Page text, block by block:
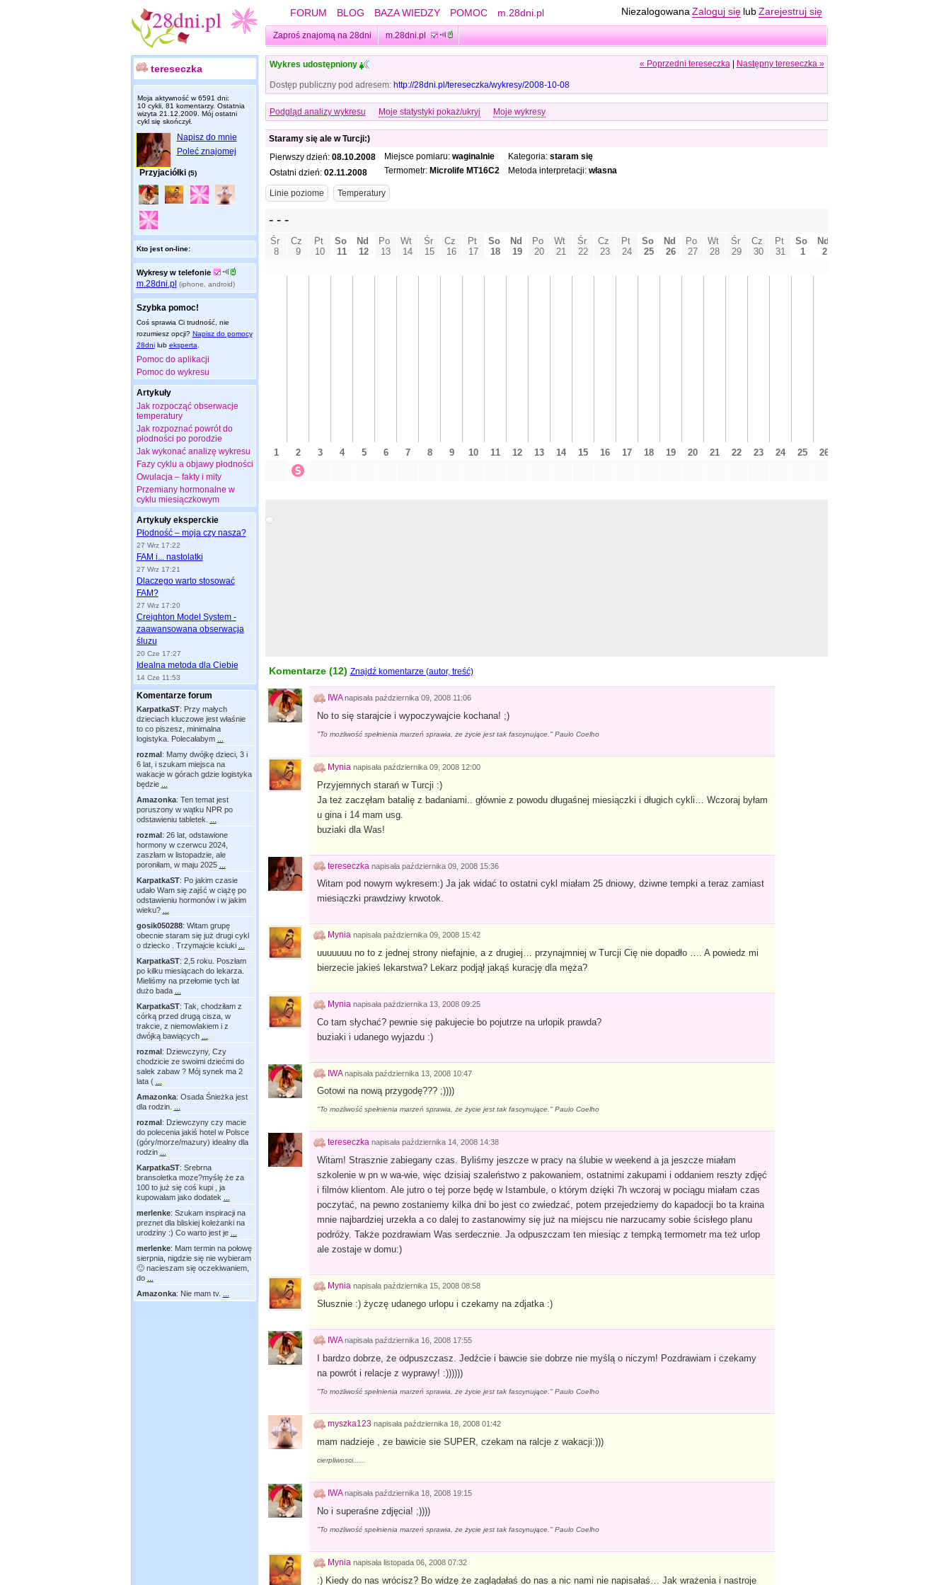
FORUM BLOG BAZA WIEDZY POMOC m.28dni.pl Niezalogowana Zaloguj się lub Zarejestruj się
Zaproś znajomą na 28dni m.28dni.pl
tereseczka
Moja aktywność w 6591 dni:
10 cykli, 81 komentarzy. Ostatnia
wizyta 21.12.2009 . Mój ostatni
cykl się skończył.
Napisz do mnie
Poleć znajomej
Przyjaciółki (5)
Kto jest on-line:
Wykresy w telefonie
m.28dni.pl (iphone, android)
Szybka pomoc!
Coś sprawia Ci trudność, nie
rozumiesz opcji? Napisz do pomocy
28dnilub eksperta
Pomoc do aplikacji
Pomoc do wykresu
Artykuły
Jak rozpocząć obserwacje
temperatury
Jak rozpoznać powrót do
płodności po porodzie
Jak wykonać analizę wykresu
Fazy cyklu a objawy płodności
Owulacja – fakty i mity
Przemiany hormonalne w
cyklu miesiączkowym
Artykuły eksperckie
Płodność – moja czy nasza?
27 Wrz 17:22
FAM i... nastolatki
27 Wrz 17:21
Dlaczego warto stosować
FAM?
27 Wrz 17:20
Creighton Model System -
zaawansowana obserwacja
śluzu
20 Cze 17:27
Idealna metoda dla Ciebie
14 Cze 11:53
Komentarze forum
KarpatkaST: Przy małych
dzieciach kluczowe jest właśnie
to co piszesz, minimalna
logistyka. Polecałabym
rozmal: Mamy dwójkę dzieci, 3 i
6 lat, i szukam miejsca na
wakacje w górach gdzie logistyka
będzie
Amazonka: Ten temat jest
poruszony w wątku NPR po
odstawieniu tabletek.
rozmal: 26 lat, odstawione
hormony w czerwcu 2024,
zaszłam w listopadzie, ale
poroniłam, w maju 2025
KarpatkaST: Po jakim czasie
udało Wam się zajść w ciążę po
odstawieniu hormonów i w jakim
wieku?
gosik050288: Witam grupę
obecnie staram się już drugi cykl
o dziecko . Trzymajcie kciuki
KarpatkaST: 2,5 roku. Poszłam
po kilku miesiącach do lekarza.
Mieliśmy na przełomie tych lat
dużo bada
KarpatkaST: Tak, chodziłam z
córką przed drugą cisza, w
trakcie, z niemowlakiem i z
dwójką bawiących
rozmal: Dziewczyny, Czy
chodzicie ze swoimi dziećmi do
salek zabaw ? Mój synek ma 2
lata (
Amazonka: Osada Śnieżka jest
dla rodzin.
rozmal: Dziewczyny czy macie
do polecenia jakiś hotel w Polsce
(góry/morze/mazury) idealny dla
rodzin
KarpatkaST: Srebrna
bransoletka moze?myślę że za
100 to już się coś kupi , ja
kupowałam jako dodatek
merlenke: Szukam inspiracji na
preznet dla bliskiej koleżanki na
urodziny :) Co warto jest je
merlenke: Mam termin na połowę
sierpnia, nigdzie się nie wybieram
🙂 nacieszam się oczekiwaniem,
do
Amazonka: Nie mam tv.
« Poprzedni tereseczka| Następny tereseczka »
Wykres udostępniony
Dostęp publiczny pod adresem: http://28dni.pl/tereseczka/wykresy/2008-10-08
Podgląd analizy wykresu Moje statystyki pokaż/ukryj Moje wykresy
Staramy się ale w Turcji:)
Pierwszy dzień: 08.10.2008
Ostatni dzień: 02.11.2008
Miejsce pomiaru: waginalnie
Termometr: Microlife MT16C2
Kategoria: staram się
Metoda interpretacji: własna
Komentarze (12) Znajdź komentarze (autor, treść)
IWA napisała października 09, 2008 11:06
No to się starajcie i wypoczywajcie kochana! ;)
"To możliwość spełnienia marzeń sprawia, że życie jest tak fascynujące." Paulo Coelho
Mynia napisała października 09, 2008 12:00
Przyjemnych starań w Turcji :)
Ja też zaczęłam batalię z badaniami.. głównie z powodu długaśnej miesiączki i długich cykli… Wczoraj byłam
u gina i 14 mam usg.
buziaki dla Was!
tereseczka napisała października 09, 2008 15:36
Witam pod nowym wykresem:) Ja jak widać to ostatni cykl miałam 25 dniowy, dziwne tempki a teraz zamiast
miesiączki prawdziwy krwotok.
Mynia napisała października 09, 2008 15:42
uuuuuuu no to z jednej strony niefajnie, a z drugiej… przynajmniej w Turcji Cię nie dopadło …. A powiedz mi
bierzecie jakieś lekarstwa? Lekarz podjął jakąś kurację dla męża?
Mynia napisała października 13, 2008 09:25
Co tam słychać? pewnie się pakujecie bo pojutrze na urlopik prawda?
buziaki i udanego wyjazdu :)
IWA napisała października 13, 2008 10:47
Gotowi na nową przygodę??? ;))))
"To możliwość spełnienia marzeń sprawia, że życie jest tak fascynujące." Paulo Coelho
tereseczka napisała października 14, 2008 14:38
Witam! Strasznie zabiegany czas. Byliśmy jeszcze w pracy na ślubie w weekend a ja jeszcze miałam
szkolenie w pn w wa-wie, więc dzisiaj szaleństwo z pakowaniem, ostatnimi zakupami i oddaniem reszty zdjęć
i filmów klientom. Ale jutro o tej porze będę w Istambule, o którym dzięki 7h wczoraj w pociągu miałam czas
poczytać, na pewno zostaniemy kilka dni bo jest co zwiedzać, potem przejedziemy do kapadocji bo ta kraina
mnie najbardziej urzekła a co dalej to zastanowimy się już na miejscu nie narzucamy sobie ścisłego planu
podróży. Także pozdrawiam Was serdecznie. Ja odpuszczam ten miesiąc z tempką termometr ma też urlop
ale zostaje w domu:)
Mynia napisała października 15, 2008 08:58
Słusznie :) życzę udanego urlopu i czekamy na zdjatka :)
IWA napisała października 16, 2008 17:55
I bardzo dobrze, że odpuszczasz. Jedźcie i bawcie sie dobrze nie myślą o niczym! Pozdrawiam i czekamy
na powrót i relacje z wyprawy! :))))))
"To możliwość spełnienia marzeń sprawia, że życie jest tak fascynujące." Paulo Coelho
myszka123 napisała października 18, 2008 01:42
mam nadzieje , ze bawicie sie SUPER, czekam na ralcje z wakacji:)))
cierpliwosci......
IWA napisała października 18, 2008 19:15
No i superaśne zdjęcia! ;))))
"To możliwość spełnienia marzeń sprawia, że życie jest tak fascynujące." Paulo Coelho
Mynia napisała listopada 06, 2008 07:32
:) Kiedy do nas wrócisz? Bo widzę że zaglądałaś do nas a nic nami nie napisałaś… Jak wrażenia i nastroje